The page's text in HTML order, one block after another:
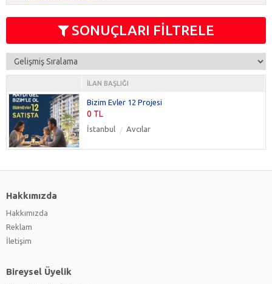
SONUÇLARI FİLTRELE
İLAN BAŞLIĞI
Bizim Evler 12 Projesi
0 TL
İstanbul Avcılar
Hakkımızda
Hakkımızda
Reklam
İletişim
Bireysel Üyelik